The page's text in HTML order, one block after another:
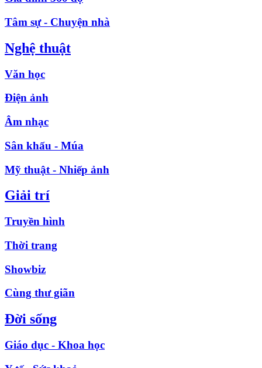
Tâm sự - Chuyện nhà
Nghệ thuật
Văn học
Điện ảnh
Âm nhạc
Sân khấu - Múa
Mỹ thuật - Nhiếp ảnh
Giải trí
Truyền hình
Thời trang
Showbiz
Cùng thư giãn
Đời sống
Giáo dục - Khoa học